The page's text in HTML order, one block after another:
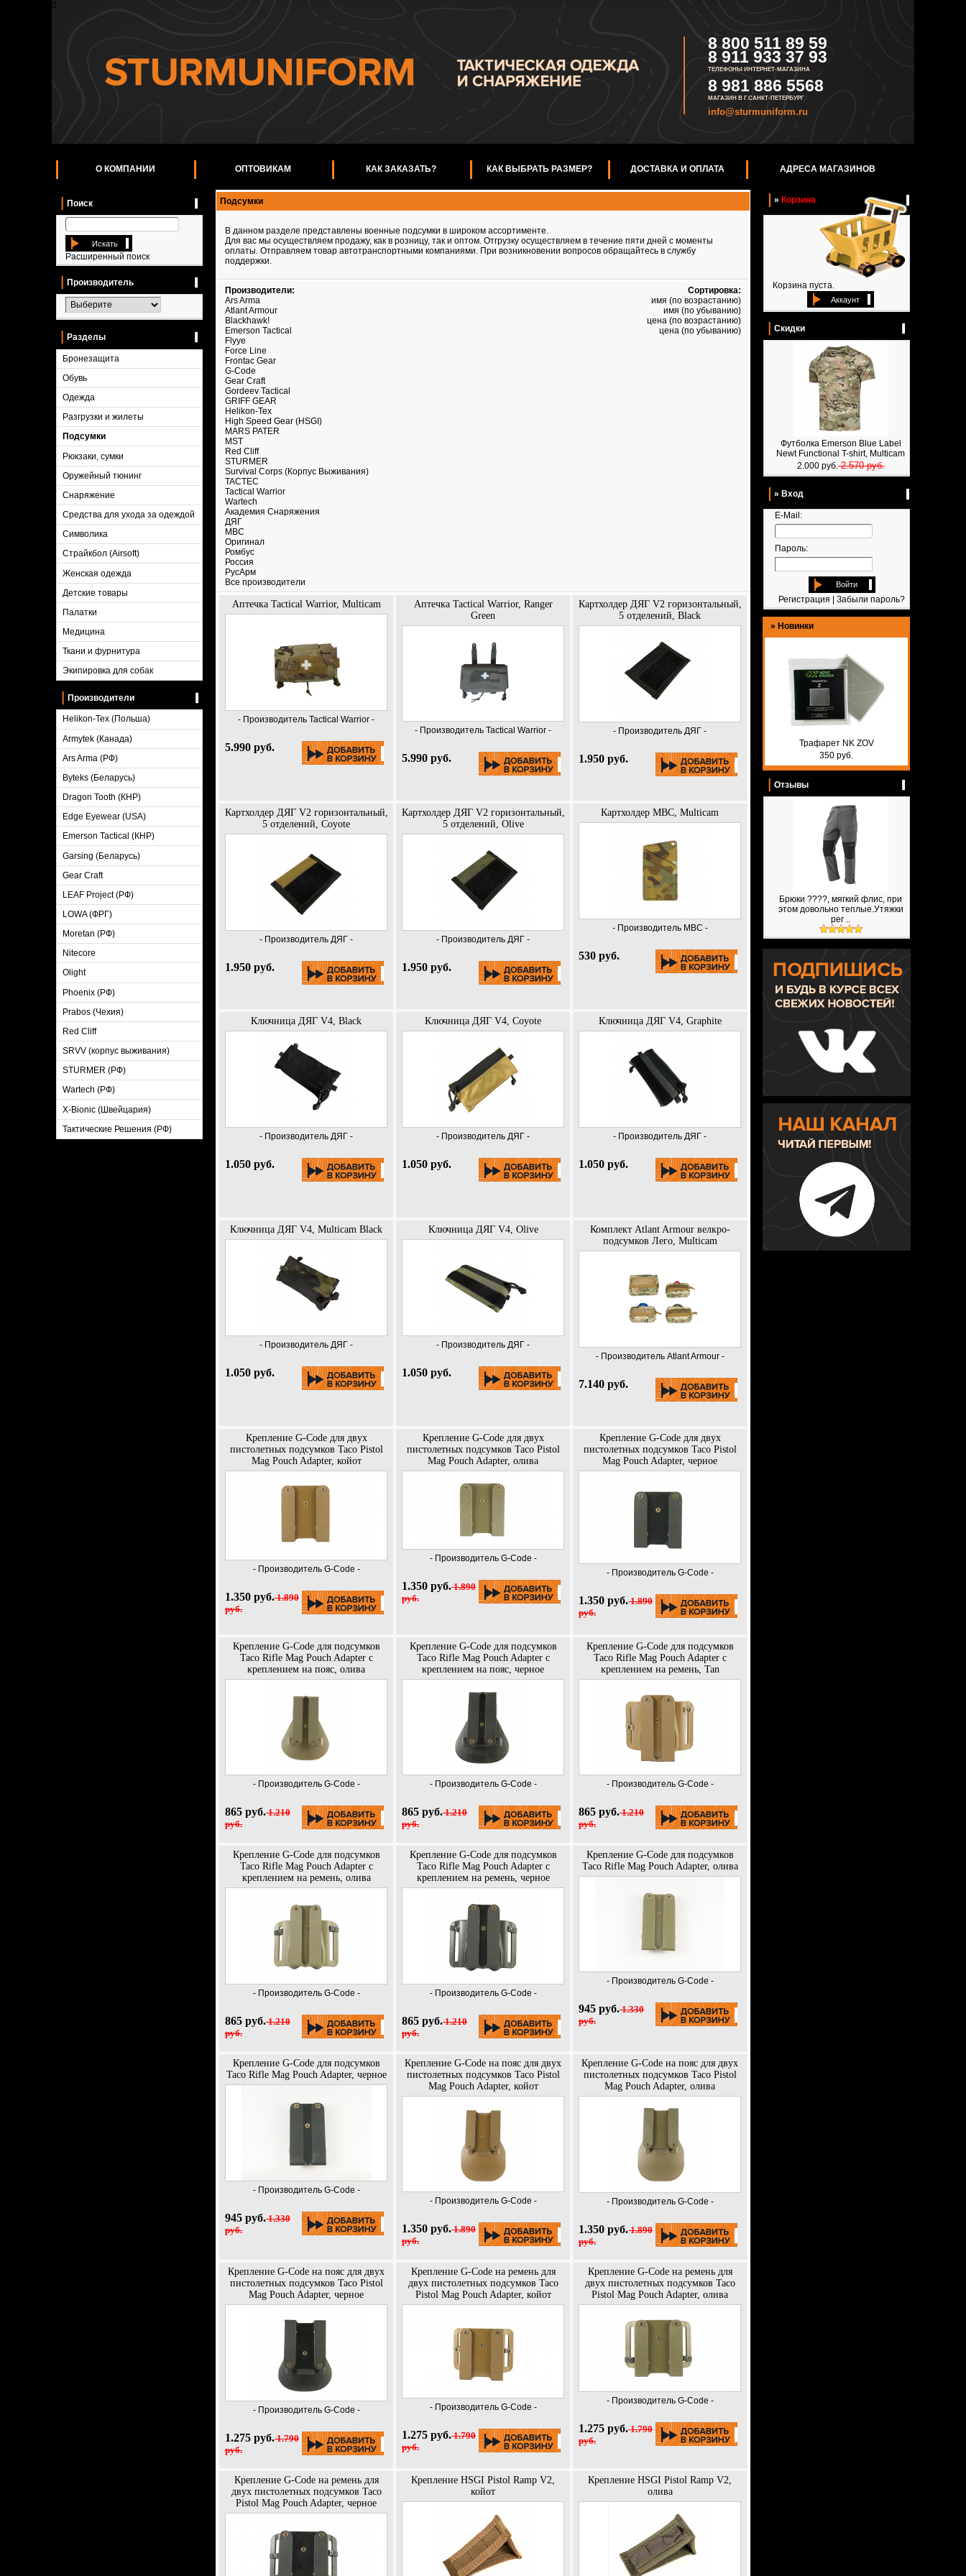
0
8 800 511 89 59
8 911 933 37 93
ТЕЛЕФОНЫ ИНТЕРНЕТ-МАГАЗИНА
8 981 886 5568
МАГАЗИН В Г.САНКТ-ПЕТЕРБУРГ
info@sturmuniform.ru
О КОМПАНИИ ОПТОВИКАМ КАК ЗАКАЗАТЬ? КАК ВЫБРАТЬ РАЗМЕР? ДОСТАВКА И ОПЛАТА АДРЕСА МАГАЗИНОВ
Подсумки
В данном разделе представлены военные подсумки в широком ассортименте.
Для вас мы осуществляем продажу, как в розницу, так и оптом. Отгрузку осуществляем в течение пяти дней с моменты
оплаты. Отправляем товар автотранспортными компаниями. При возникновении вопросов обращайтесь в службу
поддержки.
Производители:
Ars Arma
Atlant Armour
Blackhawk!
Emerson Tactical
Flyye
Force Line
Frontac Gear
G-Code
Gear Craft
Gordeev Tactical
GRIFF GEAR
Helikon-Tex
High Speed Gear (HSGI)
MARS PATER
MST
Red Cliff
STURMER
Survival Corps (Корпус Выживания)
TACTEC
Tactical Warrior
Wartech
Академия Снаряжения
ДЯГ
МВС
Оригинал
Ромбус
Россия
РусАрм
Все производители
Сортировка:
имя (по возрастанию)
имя (по убыванию)
цена (по возрастанию)
цена (по убыванию)
Аптечка Tactical Warrior, Multicam
- Производитель Tactical Warrior -
5.990 руб.
Аптечка Tactical Warrior, Ranger
Green
- Производитель Tactical Warrior -
5.990 руб.
Картхолдер ДЯГ V2 горизонтальный,
5 отделений, Black
- Производитель ДЯГ -
1.950 руб.
Картхолдер ДЯГ V2 горизонтальный,
5 отделений, Coyote
- Производитель ДЯГ -
1.950 руб.
Картхолдер ДЯГ V2 горизонтальный,
5 отделений, Olive
- Производитель ДЯГ -
1.950 руб.
Картхолдер МВС, Multicam
- Производитель МВС -
530 руб.
Ключница ДЯГ V4, Black
- Производитель ДЯГ -
1.050 руб.
Ключница ДЯГ V4, Coyote
- Производитель ДЯГ -
1.050 руб.
Ключница ДЯГ V4, Graphite
- Производитель ДЯГ -
1.050 руб.
Ключница ДЯГ V4, Multicam Black
- Производитель ДЯГ -
1.050 руб.
Ключница ДЯГ V4, Olive
- Производитель ДЯГ -
1.050 руб.
Комплект Atlant Armour велкро-
подсумков Лего, Multicam
- Производитель Atlant Armour -
7.140 руб.
Крепление G-Code для двух
пистолетных подсумков Taco Pistol
Mag Pouch Adapter, койот
- Производитель G-Code -
1.350 руб.1.890
руб.
Крепление G-Code для двух
пистолетных подсумков Taco Pistol
Mag Pouch Adapter, олива
- Производитель G-Code -
1.350 руб.1.890
руб.
Крепление G-Code для двух
пистолетных подсумков Taco Pistol
Mag Pouch Adapter, черное
- Производитель G-Code -
1.350 руб.1.890
руб.
Крепление G-Code для подсумков
Taco Rifle Mag Pouch Adapter с
креплением на пояс, олива
- Производитель G-Code -
865 руб.1.210
руб.
Крепление G-Code для подсумков
Taco Rifle Mag Pouch Adapter с
креплением на пояс, черное
- Производитель G-Code -
865 руб.1.210
руб.
Крепление G-Code для подсумков
Taco Rifle Mag Pouch Adapter с
креплением на ремень, Tan
- Производитель G-Code -
865 руб.1.210
руб.
Крепление G-Code для подсумков
Taco Rifle Mag Pouch Adapter с
креплением на ремень, олива
- Производитель G-Code -
865 руб.1.210
руб.
Крепление G-Code для подсумков
Taco Rifle Mag Pouch Adapter с
креплением на ремень, черное
- Производитель G-Code -
865 руб.1.210
руб.
Крепление G-Code для подсумков
Taco Rifle Mag Pouch Adapter, олива
- Производитель G-Code -
945 руб.1.330
руб.
Крепление G-Code для подсумков
Taco Rifle Mag Pouch Adapter, черное
- Производитель G-Code -
945 руб.1.330
руб.
Крепление G-Code на пояс для двух
пистолетных подсумков Taco Pistol
Mag Pouch Adapter, койот
- Производитель G-Code -
1.350 руб.1.890
руб.
Крепление G-Code на пояс для двух
пистолетных подсумков Taco Pistol
Mag Pouch Adapter, олива
- Производитель G-Code -
1.350 руб.1.890
руб.
Крепление G-Code на пояс для двух
пистолетных подсумков Taco Pistol
Mag Pouch Adapter, черное
- Производитель G-Code -
1.275 руб.1.790
руб.
Крепление G-Code на ремень для
двух пистолетных подсумков Taco
Pistol Mag Pouch Adapter, койот
- Производитель G-Code -
1.275 руб.1.790
руб.
Крепление G-Code на ремень для
двух пистолетных подсумков Taco
Pistol Mag Pouch Adapter, олива
- Производитель G-Code -
1.275 руб.1.790
руб.
Крепление G-Code на ремень для
двух пистолетных подсумков Taco
Pistol Mag Pouch Adapter, черное
Крепление HSGI Pistol Ramp V2,
койот
Крепление HSGI Pistol Ramp V2,
олива
Поиск
Искать
Расширенный поиск
Производитель
Разделы
Бронезащита
Обувь
Одежда
Разгрузки и жилеты
Подсумки
Рюкзаки, сумки
Оружейный тюнинг
Снаряжение
Средства для ухода за одеждой
Символика
Страйкбол (Airsoft)
Женская одежда
Детские товары
Палатки
Медицина
Ткани и фурнитура
Экипировка для собак
Производители
Helikon-Tex (Польша)
Armytek (Канада)
Ars Arma (РФ)
Byteks (Беларусь)
Dragon Tooth (КНР)
Edge Eyewear (USA)
Emerson Tactical (КНР)
Garsing (Беларусь)
Gear Craft
LEAF Project (РФ)
LOWA (ФРГ)
Moretan (РФ)
Nitecore
Olight
Phoenix (РФ)
Prabos (Чехия)
Red Cliff
SRVV (корпус выживания)
STURMER (РФ)
Wartech (РФ)
X-Bionic (Швейцария)
Тактические Решения (РФ)
» Корзина
Корзина пуста.
Аккаунт
Скидки
Футболка Emerson Blue Label
Newt Functional T-shirt, Multicam
2.000 руб.2.570 руб.
» Вход
E-Mail:
Пароль:
Войти
Регистрация |Забыли пароль?
» Новинки
Трафарет NK ZOV
350 руб.
Отзывы
Брюки ????, мягкий флис, при
этом довольно теплые.Утяжки
рег ..